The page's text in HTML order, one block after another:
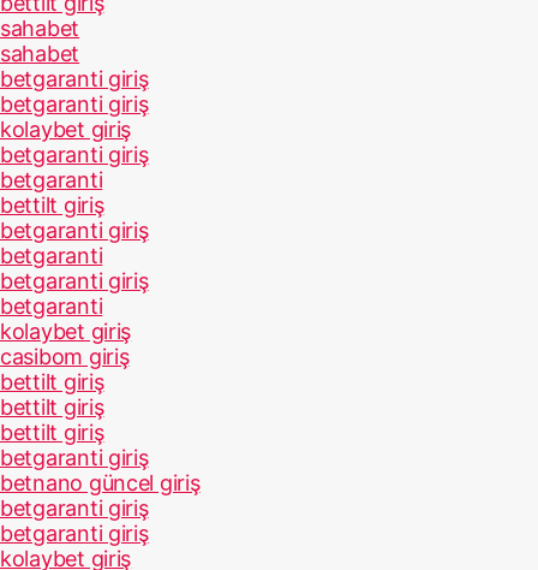
sahabet
sahabet
betgaranti giriş
betgaranti giriş
kolaybet giriş
betgaranti giriş
betgaranti
bettilt giriş
betgaranti giriş
betgaranti
betgaranti giriş
betgaranti
kolaybet giriş
casibom giriş
bettilt giriş
bettilt giriş
bettilt giriş
betgaranti giriş
betnano güncel giriş
betgaranti giriş
betgaranti giriş
kolaybet giriş